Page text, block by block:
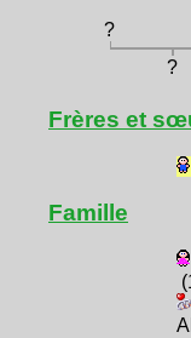
?
?
Frères et
Famille